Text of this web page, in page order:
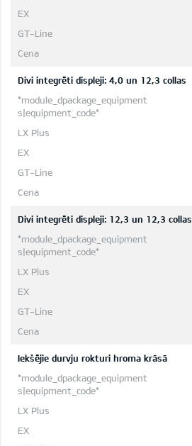
Divi integrēti displeji: 4,0 un 12,3 collas
Divi integrēti displeji: 12,3 un 12,3 collas
Iekšējie durvju rokturi hroma krāsā